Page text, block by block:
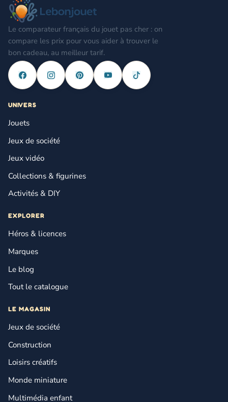
Le comparateur français du jouet pas cher : on
compare les prix pour vous aider à trouver le
bon cadeau, au meilleur tarif.
UNIVERS
Jouets
Jeux de société
Jeux vidéo
Collections & figurines
Activités & DIY
EXPLORER
Héros & licences
Marques
Le blog
Tout le catalogue
LE MAGASIN
Jeux de société
Construction
Loisirs créatifs
Monde miniature
Multimédia enfant